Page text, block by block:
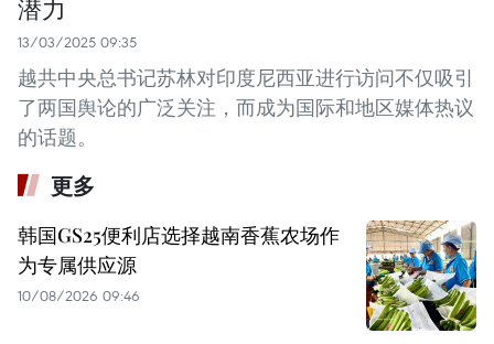
潜力
13/03/2025 09:35
越共中央总书记苏林对印度尼西亚进行访问不仅吸引
了两国舆论的广泛关注，而成为国际和地区媒体热议
的话题。
更多
韩国GS25便利店选择越南香蕉农场作
为专属供应源
10/08/2026 09:46